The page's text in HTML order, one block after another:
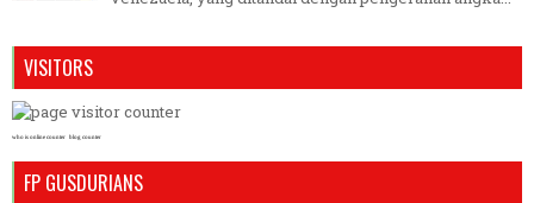
VISITORS
who is online counter blog counter
FP GUSDURIANS